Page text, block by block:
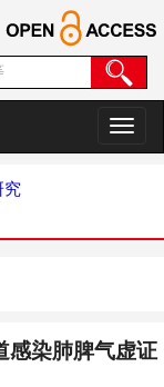
切
换
究
感染肺脾气虚证